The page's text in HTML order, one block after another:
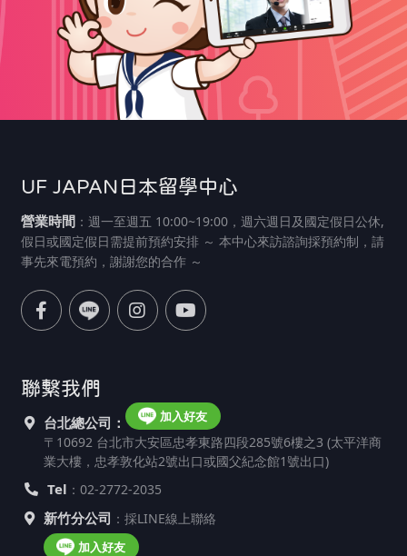
UF JAPAN日本留學中心
營業時間：週一至週五 10:00~19:00，週六週日及國定假日公休,
假日或國定假日需提前預約安排 ～ 本中心來訪諮詢採預約制，請
事先來電預約，謝謝您的合作 ～
聯繫我們
台北總公司： 加入好友
〒10692 台北市大安區忠孝東路四段285號6樓之3 (太平洋商
業大樓，忠孝敦化站2號出口或國父紀念館1號出口)
Tel ：02-2772-2035
新竹分公司 ：採LINE線上聯絡
加入好友